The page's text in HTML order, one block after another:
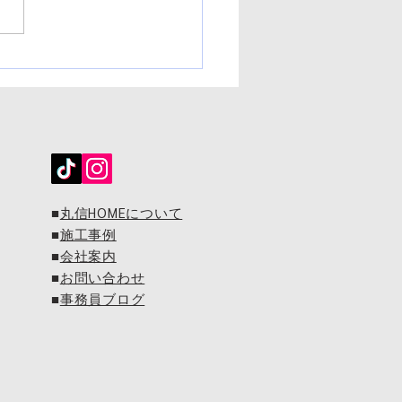
​■丸信HOMEについて
■施工事例
■会社案内
■お問い合わせ
​■事務員ブログ